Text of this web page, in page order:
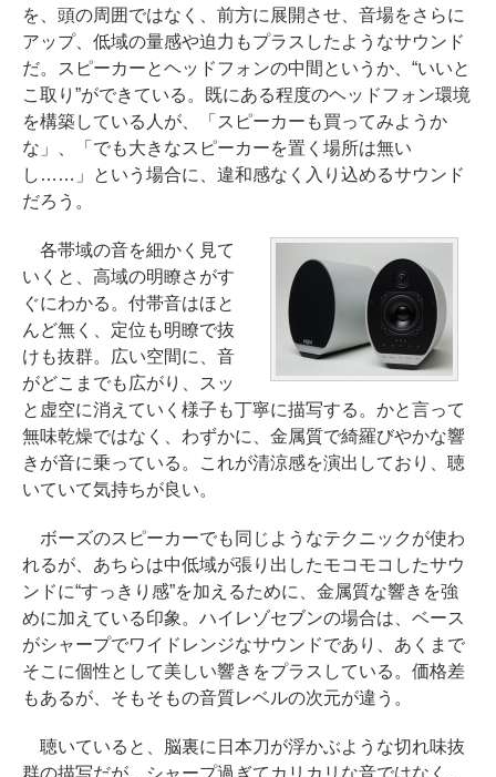
を、頭の周囲ではなく、前方に展開させ、音場をさらに
アップ、低域の量感や迫力もプラスしたようなサウンド
だ。スピーカーとヘッドフォンの中間というか、“いいと
こ取り”ができている。既にある程度のヘッドフォン環境
を構築している人が、「スピーカーも買ってみようか
な」、「でも大きなスピーカーを置く場所は無い
し……」という場合に、違和感なく入り込めるサウンド
だろう。
各帯域の音を細かく見て
いくと、高域の明瞭さがす
ぐにわかる。付帯音はほと
んど無く、定位も明瞭で抜
けも抜群。広い空間に、音
がどこまでも広がり、スッ
と虚空に消えていく様子も丁寧に描写する。かと言って
無味乾燥ではなく、わずかに、金属質で綺羅びやかな響
きが音に乗っている。これが清涼感を演出しており、聴
いていて気持ちが良い。
ボーズのスピーカーでも同じようなテクニックが使わ
れるが、あちらは中低域が張り出したモコモコしたサウ
ンドに“すっきり感”を加えるために、金属質な響きを強
めに加えている印象。ハイレゾセブンの場合は、ベース
がシャープでワイドレンジなサウンドであり、あくまで
そこに個性として美しい響きをプラスしている。価格差
もあるが、そもそもの音質レベルの次元が違う。
聴いていると、脳裏に日本刀が浮かぶような切れ味抜